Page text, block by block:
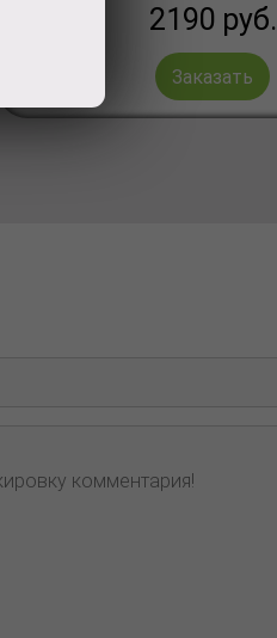
2190 руб.
Заказать